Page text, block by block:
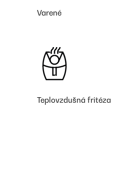
Varené
Teplovzdušná fritéza